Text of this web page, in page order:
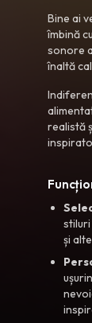
Bine ai
îmbină
sonore
înaltă
realistă
stiluri
și